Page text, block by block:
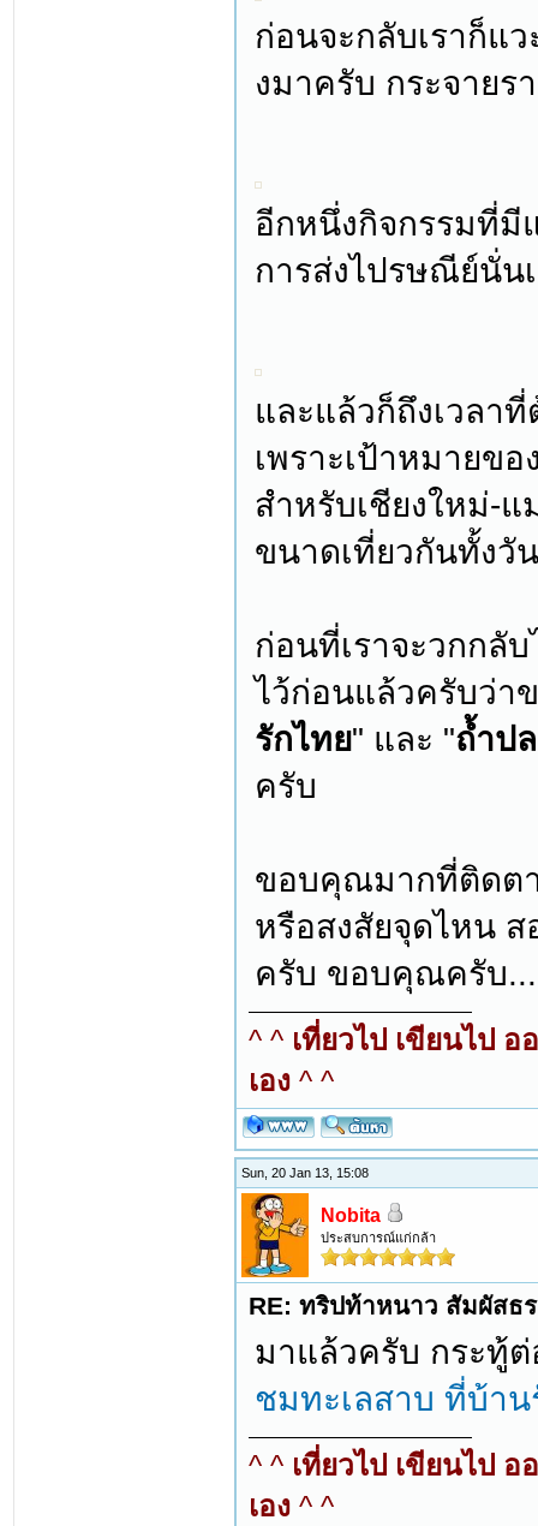
ก่อนจะกลับเราก็แ
งมาครับ กระจาย
อีกหนึ่งกิจกรรมที่มี
การส่งไปรษณีย์นั่น
และแล้วก็ถึงเวลา
เพราะเป้าหมายขอ
สำหรับเชียงใหม่-
ขนาดเที่ยวกันทั้งวั
ก่อนที่เราจะวกกลั
ไว้ก่อนแล้วครับว่า
รักไทย" และ "ถ้ำป
ครับ
ขอบคุณมากที่ติดต
หรือสงสัยจุดไหน
ครับ ขอบคุณครับ
^ ^ เที่ยวไป เขียนไป
เอง ^ ^
Sun, 20 Jan 13, 15:08
Nobita
ประสบการณ์แก่กล้า
RE: ทริปท้าหนาว สัมผัสธ
มาแล้วครับ กระทู้ต่
ชมทะเลสาบ ที่บ้า
^ ^ เที่ยวไป เขียนไป
เอง ^ ^